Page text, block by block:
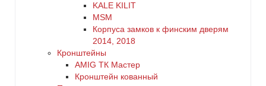
KALE KILIT
MSM
Корпуса замков к финским дверям
2014, 2018
Кронштейны
AMIG ТК Мастер
Кронштейн кованный